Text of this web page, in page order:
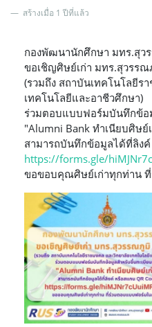
สร้างเมื่อ 1 ปีที่แล้ว
กองพัฒนานักศึกษา มทร.สุว
ขอเชิญศิษย์เก่า มทร.สุวรร
(รวมถึง สถาบันเทคโนโลยีร
เทคโนโลยีและอาชีวศึกษา)
ร่วมตอบแบบฟอร์มบันทึกข้อ
"Alumni Bank ทำเนียบศิษย์
สามารถบันทึกข้อมูลได้ที่ลิงค์
https://forms.gle/
ขอขอบคุณศิษย์เก่าทุกท่าน